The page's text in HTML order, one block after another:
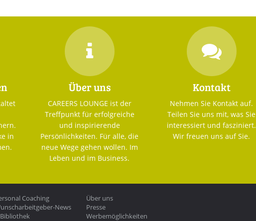
in
Über uns
CAREERS LOUNGE ist der
Treffpunkt für erfolgreiche
und inspirierende
Persönlichkeiten. Für alle, die
neue Wege gehen wollen. Im
Leben und im Business.
Kontakt
Nehmen Sie Kontakt auf.
Teilen Sie uns mit, was Sie
interessiert und fasziniert.
Wir freuen uns auf Sie.
Coaching
News
Bibliothek
Über uns
Presse
Werbemöglichkeiten